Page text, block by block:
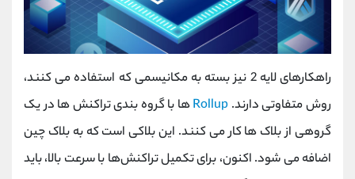
راهکارهای لایه 2 نیز بسته به مکانیسمی که استفاده می کنند،
روش متفاوتی دارند. Rollupها با گروه بندی تراکنش ها در یک
گروهی از بلاک ها کار می کنند. این بلاکی است که به بلاک چین
اضافه می شود. اکنون، برای تکمیل تراکنش‌ها با سرعت بالا، باید